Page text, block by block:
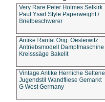
Very Rare Peter Holmes Selkirk
Paul Ysart Style Paperweight /
Briefbeschwerer
Antike Rarität Orig. Oesterwitz
Antriebsmodell Dampfmaschine
Kreisssäge Bakelit
Vintage Antike Herrliche Seltene
Jugendstil Wandfliese Gemarkt
G West Germany